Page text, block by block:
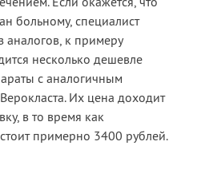
больному, специалист
аналогов, к примеру
несколько дешевле
с аналогичным
Их цена доходит
в то время как
примерно 3400 рублей.